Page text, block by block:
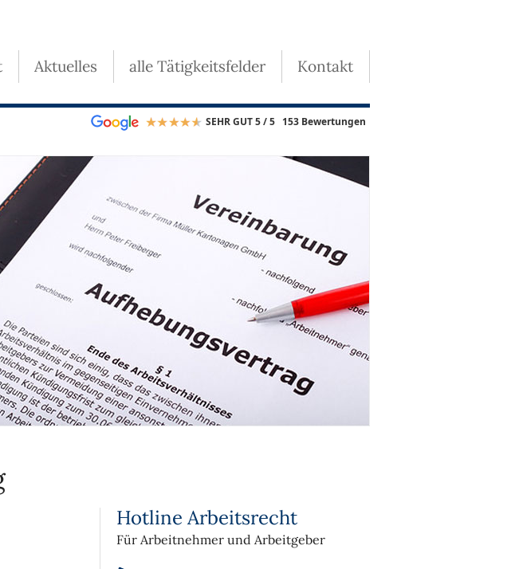
Aktuelles alle Tätigkeitsfelder Kontakt
SEHR GUT 5 / 5 153 Bewertungen
Hotline Arbeitsrecht
Für Arbeitnehmer und Arbeitgeber